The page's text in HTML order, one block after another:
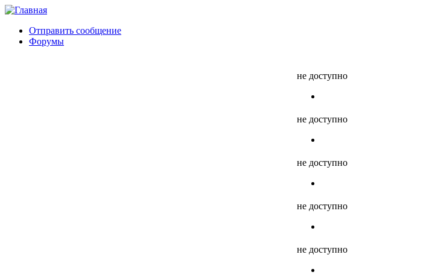
Отправить сообщение
Форумы
не доступно
не доступно
не доступно
не доступно
не доступно